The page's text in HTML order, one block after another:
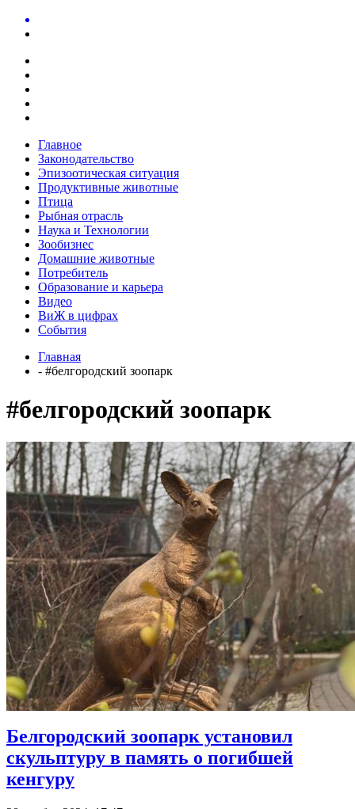
Главное
Законодательство
Эпизоотическая ситуация
Продуктивные животные
Птица
Рыбная отрасль
Наука и Технологии
Зообизнес
Домашние животные
Потребитель
Образование и карьера
Видео
ВиЖ в цифрах
События
Главная
- #белгородский зоопарк
#белгородский зоопарк
Белгородский зоопарк установил
скульптуру в память о погибшей
кенгуру